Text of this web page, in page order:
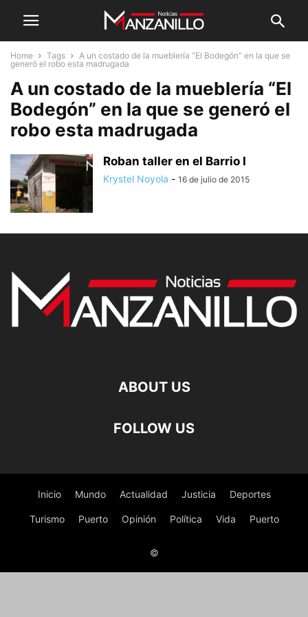
Home Tags
A un costado de la mueblería “El Bodegón” en la que se
generó el robo esta madrugada
A un costado de la mueblería “El
Bodegón” en la que se generó el
robo esta madrugada
Roban taller en el Barrio I
Krystel Noyola - 16 de julio de 2015
ABOUT US
FOLLOW US
Inicio Mundo Actualidad Justicia Deportes
Turismo Puerto Opinión Política Vida Puerto
©